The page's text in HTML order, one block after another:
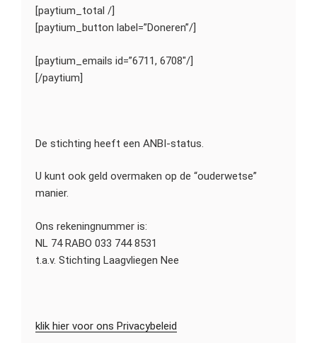
[paytium_total /]
[paytium_button label=”Doneren”/]
[paytium_emails id=”6711, 6708″/]
[/paytium]
De stichting heeft een ANBI-status.
U kunt ook geld overmaken op de “ouderwetse”
manier.
Ons rekeningnummer is:
NL 74 RABO 033 744 8531
t.a.v. Stichting Laagvliegen Nee
klik hier voor ons Privacybeleid